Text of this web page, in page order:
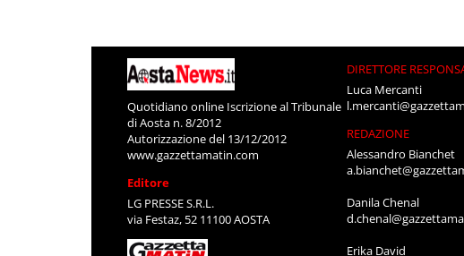
Quotidiano online Iscrizione al Tribunale
di Aosta n. 8/2012
Autorizzazione del 13/12/2012
www.gazzettamatin.com
Editore
LG PRESSE S.R.L.
via Festaz, 52 11100 AOSTA
DIRETTORE
Luca Mercanti
REDAZIONE
Alessandro Bianchet
Danila Chenal
Erika David